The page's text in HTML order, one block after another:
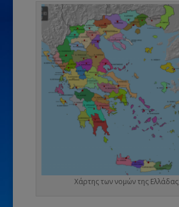
Χάρτης των νομών της Ελλάδας